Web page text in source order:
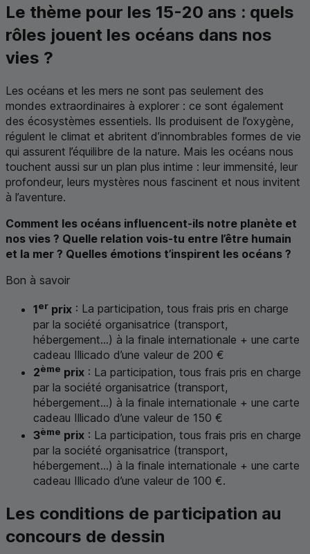
Le thème pour les 15-20 ans : quels
rôles jouent les océans dans nos
vies ?
Les océans et les mers ne sont pas seulement des
mondes extraordinaires à explorer : ce sont également
des écosystèmes essentiels. Ils produisent de l’oxygène,
régulent le climat et abritent d’innombrables formes de vie
qui assurent l’équilibre de la nature. Mais les océans nous
touchent aussi sur un plan plus intime : leur immensité, leur
profondeur, leurs mystères nous fascinent et nous invitent
à l’aventure.
Comment les océans influencent-ils notre planète et
nos vies ? Quelle relation vois-tu entre l’être humain
et la mer ? Quelles émotions t’inspirent les océans ?
Bon à savoir
1er prix : La participation, tous frais pris en charge
par la société organisatrice (transport,
hébergement...) à la finale internationale + une carte
cadeau Illicado d’une valeur de 200 €
2ème prix : La participation, tous frais pris en charge
par la société organisatrice (transport,
hébergement...) à la finale internationale + une carte
cadeau Illicado d’une valeur de 150 €
3ème prix : La participation, tous frais pris en charge
par la société organisatrice (transport,
hébergement...) à la finale internationale + une carte
cadeau Illicado d’une valeur de 100 €.
Les conditions de participation au
concours de dessin